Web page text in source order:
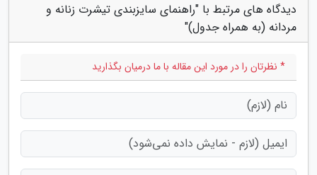
دیدگاه های مرتبط با "راهنمای سایزبندی تیشرت زنانه و
مردانه (به همراه جدول)"
* نظرتان را در مورد این مقاله با ما درمیان بگذارید